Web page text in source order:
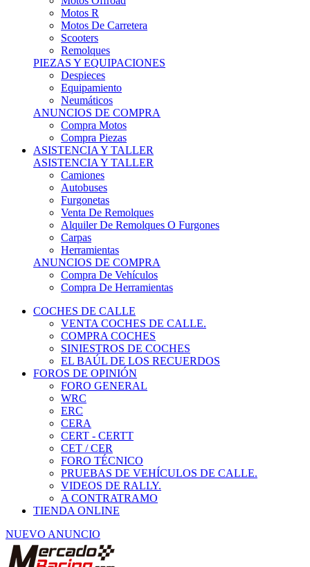
Motos R
Motos De Carretera
Scooters
Remolques
PIEZAS Y EQUIPACIONES
Despieces
Equipamiento
Neumáticos
ANUNCIOS DE COMPRA
Compra Motos
Compra Piezas
ASISTENCIA Y TALLER
ASISTENCIA Y TALLER
Camiones
Autobuses
Furgonetas
Venta De Remolques
Alquiler De Remolques O Furgones
Carpas
Herramientas
ANUNCIOS DE COMPRA
Compra De Vehículos
Compra De Herramientas
COCHES DE CALLE
VENTA COCHES DE CALLE.
COMPRA COCHES
SINIESTROS DE COCHES
EL BAÚL DE LOS RECUERDOS
FOROS DE OPINIÓN
FORO GENERAL
WRC
ERC
CERA
CERT - CERTT
CET / CER
FORO TÉCNICO
PRUEBAS DE VEHÍCULOS DE CALLE.
VIDEOS DE RALLY.
A CONTRATRAMO
TIENDA ONLINE
NUEVO ANUNCIO